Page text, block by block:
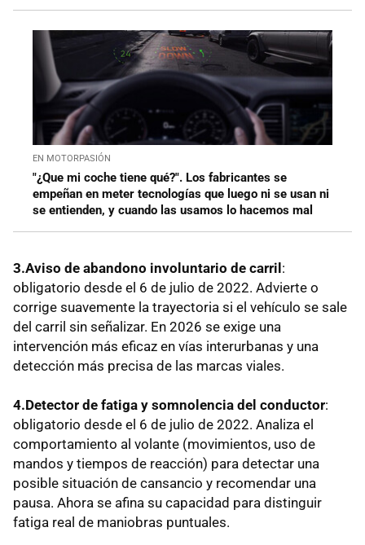
EN MOTORPASIÓN
"¿Que mi coche tiene qué?". Los fabricantes se
empeñan en meter tecnologías que luego ni se usan ni
se entienden, y cuando las usamos lo hacemos mal
3.Aviso de abandono involuntario de carril :
obligatorio desde el 6 de julio de 2022. Advierte o
corrige suavemente la trayectoria si el vehículo se sale
del carril sin señalizar. En 2026 se exige una
intervención más eficaz en vías interurbanas y una
detección más precisa de las marcas viales.
4.Detector de fatiga y somnolencia del conductor:
obligatorio desde el 6 de julio de 2022. Analiza el
comportamiento al volante (movimientos, uso de
mandos y tiempos de reacción) para detectar una
posible situación de cansancio y recomendar una
pausa. Ahora se afina su capacidad para distinguir
fatiga real de maniobras puntuales.